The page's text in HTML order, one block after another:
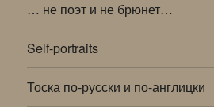
… не поэт и не брюнет…
Self-portraits
Тоска по-русски и по-англицки